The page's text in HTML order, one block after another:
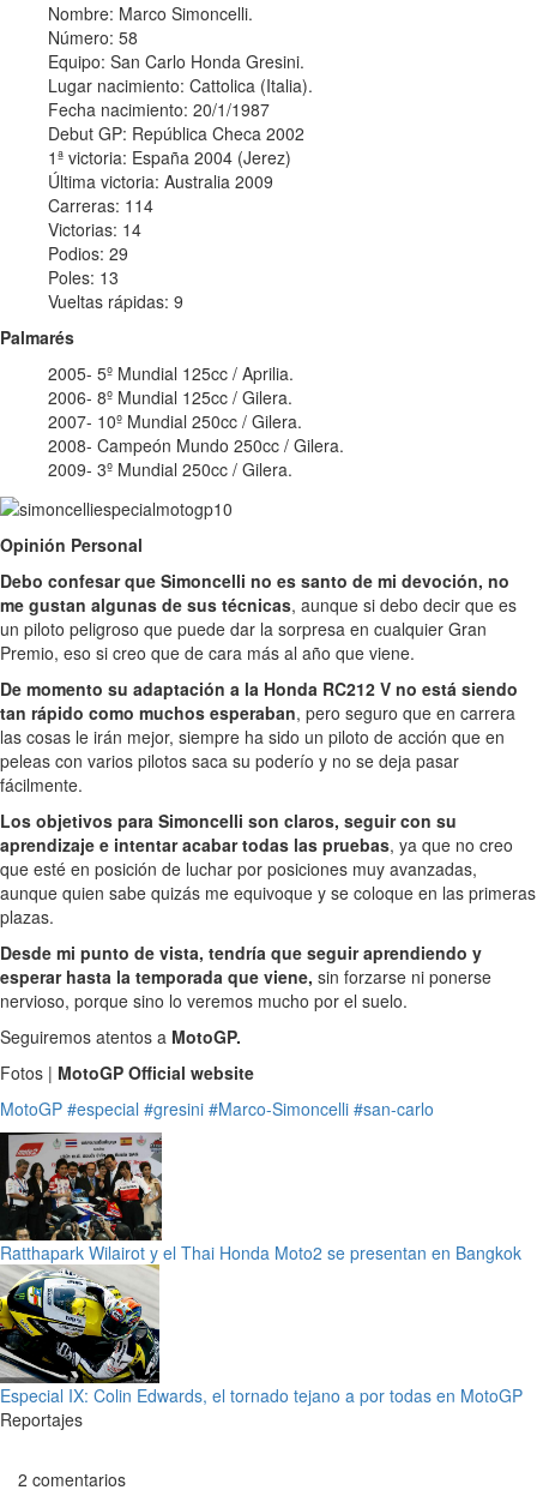
Nombre: Marco Simoncelli.
Número: 58
Equipo: San Carlo Honda Gresini.
Lugar nacimiento: Cattolica (Italia).
Fecha nacimiento: 20/1/1987
Debut GP: República Checa 2002
1ª victoria: España 2004 (Jerez)
Última victoria: Australia 2009
Carreras: 114
Victorias: 14
Podios: 29
Poles: 13
Vueltas rápidas: 9
Palmarés
2005- 5º Mundial 125cc / Aprilia.
2006- 8º Mundial 125cc / Gilera.
2007- 10º Mundial 250cc / Gilera.
2008- Campeón Mundo 250cc / Gilera.
2009- 3º Mundial 250cc / Gilera.
Opinión Personal
Debo confesar que Simoncelli no es santo de mi devoción, no
me gustan algunas de sus técnicas, aunque si debo decir que es
un piloto peligroso que puede dar la sorpresa en cualquier Gran
Premio, eso si creo que de cara más al año que viene.
De momento su adaptación a la Honda RC212 V no está siendo
tan rápido como muchos esperaban, pero seguro que en carrera
las cosas le irán mejor, siempre ha sido un piloto de acción que en
peleas con varios pilotos saca su poderío y no se deja pasar
fácilmente.
Los objetivos para Simoncelli son claros, seguir con su
aprendizaje e intentar acabar todas las pruebas, ya que no creo
que esté en posición de luchar por posiciones muy avanzadas,
aunque quien sabe quizás me equivoque y se coloque en las primeras
plazas.
Desde mi punto de vista, tendría que seguir aprendiendo y
esperar hasta la temporada que viene, sin forzarse ni ponerse
nervioso, porque sino lo veremos mucho por el suelo.
Seguiremos atentos a MotoGP.
Fotos | MotoGP Official website
MotoGP #especial #gresini #Marco-Simoncelli #san-carlo
Ratthapark Wilairot y el Thai Honda Moto2 se presentan en Bangkok
Especial IX: Colin Edwards, el tornado tejano a por todas en MotoGP
Reportajes
2 comentarios